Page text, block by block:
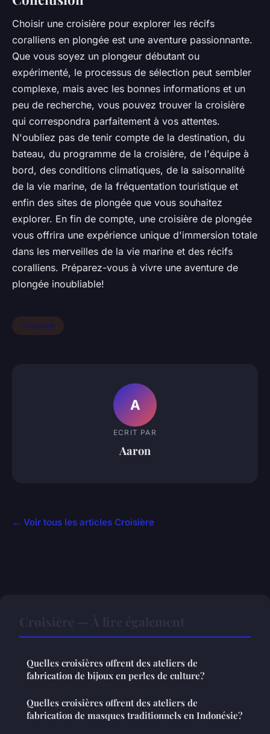
Choisir une croisière pour explorer les récifs
coralliens en plongée est une aventure passionnante.
Que vous soyez un plongeur débutant ou
expérimenté, le processus de sélection peut sembler
complexe, mais avec les bonnes informations et un
peu de recherche, vous pouvez trouver la croisière
qui correspondra parfaitement à vos attentes.
N'oubliez pas de tenir compte de la destination, du
bateau, du programme de la croisière, de l'équipe à
bord, des conditions climatiques, de la saisonnalité
de la vie marine, de la fréquentation touristique et
enfin des sites de plongée que vous souhaitez
explorer. En fin de compte, une croisière de plongée
vous offrira une expérience unique d'immersion totale
dans les merveilles de la vie marine et des récifs
coralliens. Préparez-vous à vivre une aventure de
plongée inoubliable!
Croisière
A
ECRIT PAR
Aaron
← Voir tous les articles Croisière
Quelles croisières offrent des ateliers de
fabrication de bijoux en perles de culture?
Quelles croisières offrent des ateliers de
fabrication de masques traditionnels en Indonésie?